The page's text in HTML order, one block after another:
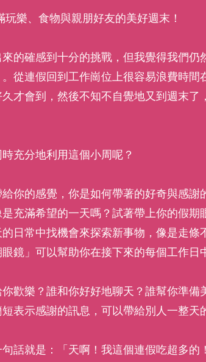
樂、食物與親朋好友的美好週末！
的確感到十分的挑戰，但我覺得我們仍
從連假回到工作崗位上很容易浪費時間
才會到，然後不知不自覺地又到週末了
充分地利用這個小周呢？
給你的感覺，你是如何帶著的好奇與感謝
充滿希望的一天嗎？試著帶上你的假期
日常中找機會來探索新事物，像是走條
鏡」可以幫助你在接下來的每個工作日
歡樂？誰和你好好地聊天？誰幫你準備
表示感謝的訊息，可以帶給別人一整天
話就是：「天啊！我這個連假吃超多的